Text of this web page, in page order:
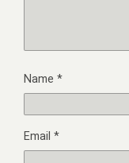
Name *
Email *